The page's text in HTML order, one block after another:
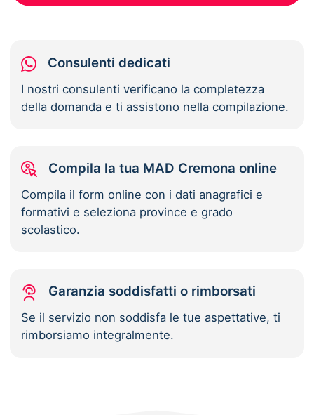
Consulenti dedicati
I nostri consulenti verificano la completezza
della domanda e ti assistono nella compilazione.
Compila la tua MAD Cremona online
Compila il form online con i dati anagrafici e
formativi e seleziona province e grado
scolastico.
Garanzia soddisfatti o rimborsati
Se il servizio non soddisfa le tue aspettative, ti
rimborsiamo integralmente.